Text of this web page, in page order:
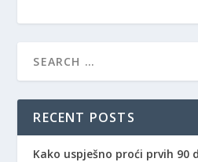
RECENT POSTS
Kako uspješno proći prvih 90